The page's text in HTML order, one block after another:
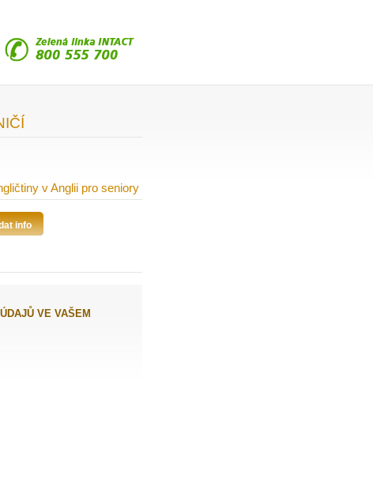
v Anglii pro seniory
info